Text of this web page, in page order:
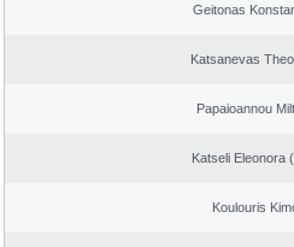
Geitonas
Katsanevas
Papaioannou
Katseli Eleonora
Koulouris